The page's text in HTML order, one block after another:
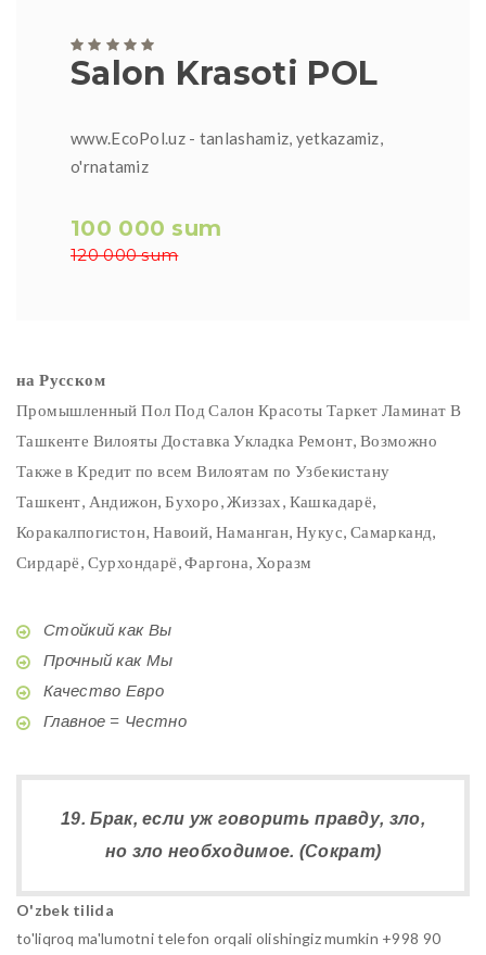
Salon Krasoti POL
www.EcoPol.uz - tanlashamiz, yetkazamiz,
o'rnatamiz
100 000 sum
120 000 sum
на Русском
Промышленный Пол Под Салон Красоты Таркет Ламинат В
Ташкенте Вилояты Доставка Укладка Ремонт, Возможно
Также в Кредит по всем Вилоятам по Узбекистану
Ташкент, Андижон, Бухоро, Жиззах, Кашкадарё,
Коракалпогистон, Навоий, Наманган, Нукус, Самарканд,
Сирдарё, Сурхондарё, Фаргона, Хоразм
Стойкий как Вы
Прочный как Мы
Качество Евро
Главное = Честно
19. Брак, если уж говорить правду, зло,
но зло необходимое. (Сократ)
O'zbek tilida
to'liqroq ma'lumotni telefon orqali olishingiz mumkin +998 90